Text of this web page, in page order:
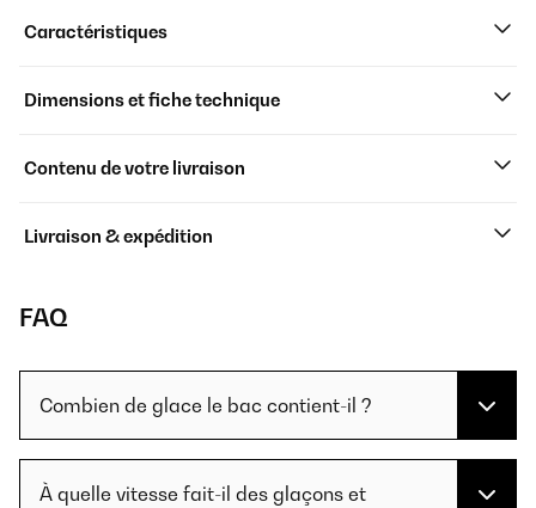
Caractéristiques
Dimensions et fiche technique
Contenu de votre livraison
Livraison & expédition
FAQ
Combien de glace le bac contient-il ?
À quelle vitesse fait-il des glaçons et